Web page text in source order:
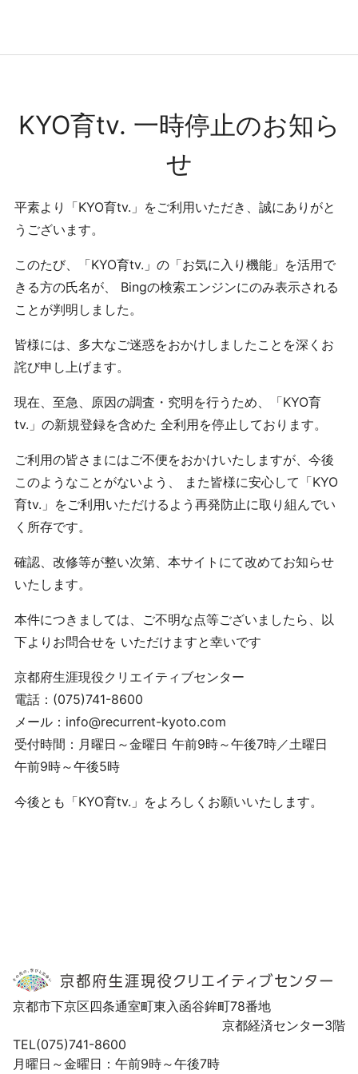
コンテンツへ
ホーム
KYO育tv. 一時停止のお知ら
せ
平素より「KYO育tv.」をご利用いただき、誠にありがと
うございます。
このたび、「KYO育tv.」の「お気に入り機能」を活用で
きる方の氏名が、 Bingの検索エンジンにのみ表示される
ことが判明しました。
皆様には、多大なご迷惑をおかけしましたことを深くお
詫び申し上げます。
現在、至急、原因の調査・究明を行うため、「KYO育
tv.」の新規登録を含めた 全利用を停止しております。
ご利用の皆さまにはご不便をおかけいたしますが、今後
このようなことがないよう、 また皆様に安心して「KYO
育tv.」をご利用いただけるよう再発防止に取り組んでい
く所存です。
確認、改修等が整い次第、本サイトにて改めてお知らせ
いたします。
本件につきましては、ご不明な点等ございましたら、以
下よりお問合せを いただけますと幸いです
京都府生涯現役クリエイティブセンター
電話：(075)741-8600
メール：info@recurrent-kyoto.com
受付時間：月曜日～金曜日 午前9時～午後7時／土曜日
午前9時～午後5時
今後とも「KYO育tv.」をよろしくお願いいたします。
京都市下京区四条通室町東入函谷鉾町78番地
京都経済センター3階
TEL(075)741-8600
月曜日～金曜日：午前9時～午後7時